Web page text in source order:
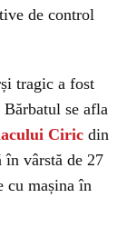
de control
tragic a fost
se afla
Ciric din
vârstă de 27
cu mașina în